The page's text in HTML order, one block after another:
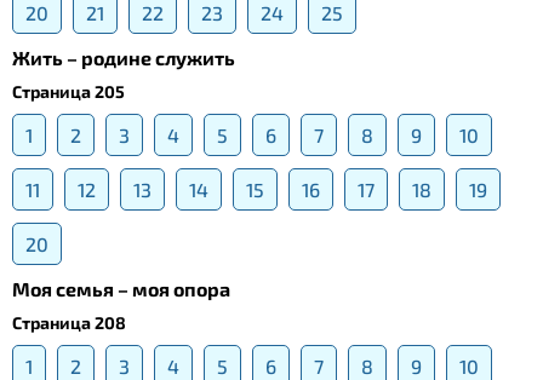
20 21 22 23 24
25
Жить – родине служить
Страница 205
1 2 3 4 5 6 7 8 9 10
11 12 13 14 15 16 17 18 19
20
Моя семья – моя опора
Страница 208
1 2 3 4 5 6 7 8 9 10